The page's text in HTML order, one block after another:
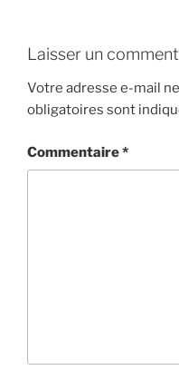
Laisser un
Votre adresse e-mail
obligatoires sont
Commentaire*